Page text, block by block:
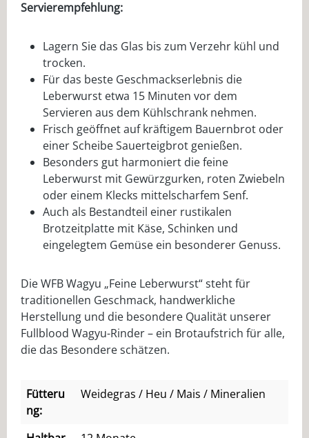
Servierempfehlung:
Lagern Sie das Glas bis zum Verzehr kühl und
trocken.
Für das beste Geschmackserlebnis die
Leberwurst etwa 15 Minuten vor dem
Servieren aus dem Kühlschrank nehmen.
Frisch geöffnet auf kräftigem Bauernbrot oder
einer Scheibe Sauerteigbrot genießen.
Besonders gut harmoniert die feine
Leberwurst mit Gewürzgurken, roten Zwiebeln
oder einem Klecks mittelscharfem Senf.
Auch als Bestandteil einer rustikalen
Brotzeitplatte mit Käse, Schinken und
eingelegtem Gemüse ein besonderer Genuss.
Die WFB Wagyu „Feine Leberwurst“ steht für
traditionellen Geschmack, handwerkliche
Herstellung und die besondere Qualität unserer
Fullblood Wagyu-Rinder – ein Brotaufstrich für alle,
die das Besondere schätzen.
Fütteru
ng:
Weidegras / Heu / Mais / Mineralien